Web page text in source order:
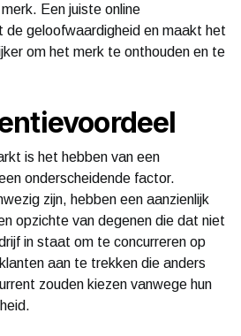
Een juiste online
de geloofwaardigheid en maakt het
om het merk te onthouden en te
is het hebben van een
onderscheidende factor.
zijn, hebben een aanzienlijk
opzichte van degenen die dat niet
in staat om te concurreren op
aan te trekken die anders
zouden kiezen vanwege hun